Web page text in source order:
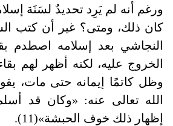
ورغم أنه لم يَرِد تحديدٌ لسَنَة
كان ذلك، ومتى؟ غير أن كتب
النجاشي بعد إسلامه اصطدم
الخروج عليه، لكنه أظهر لهم
وظل كاتمًا إيمانه حتى مات،
الله تعالى عنه: «وكان قد
إظهار ذلك خوف الحبشة»(11)
.